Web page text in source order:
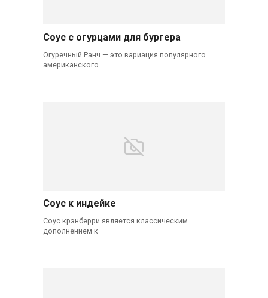
Соус с огурцами для бургера
Огуречный Ранч — это вариация популярного
американского
Соус к индейке
Соус крэнберри является классическим
дополнением к